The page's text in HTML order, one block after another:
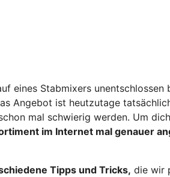
eines Stabmixers
Angebot ist heutzutage
mal schwierig werden. Um
im Internet mal genauer
Tipps und Tricks, die wir